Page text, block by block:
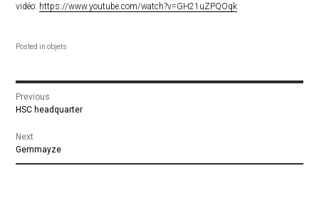
vidéo: https://www.youtube.com/watch?v=GH21uZPQOqk
Posted inobjets
Navigation
de
l’article
Previous
Previous
HSC headquarter
Next
Next
post:
Gemmayze